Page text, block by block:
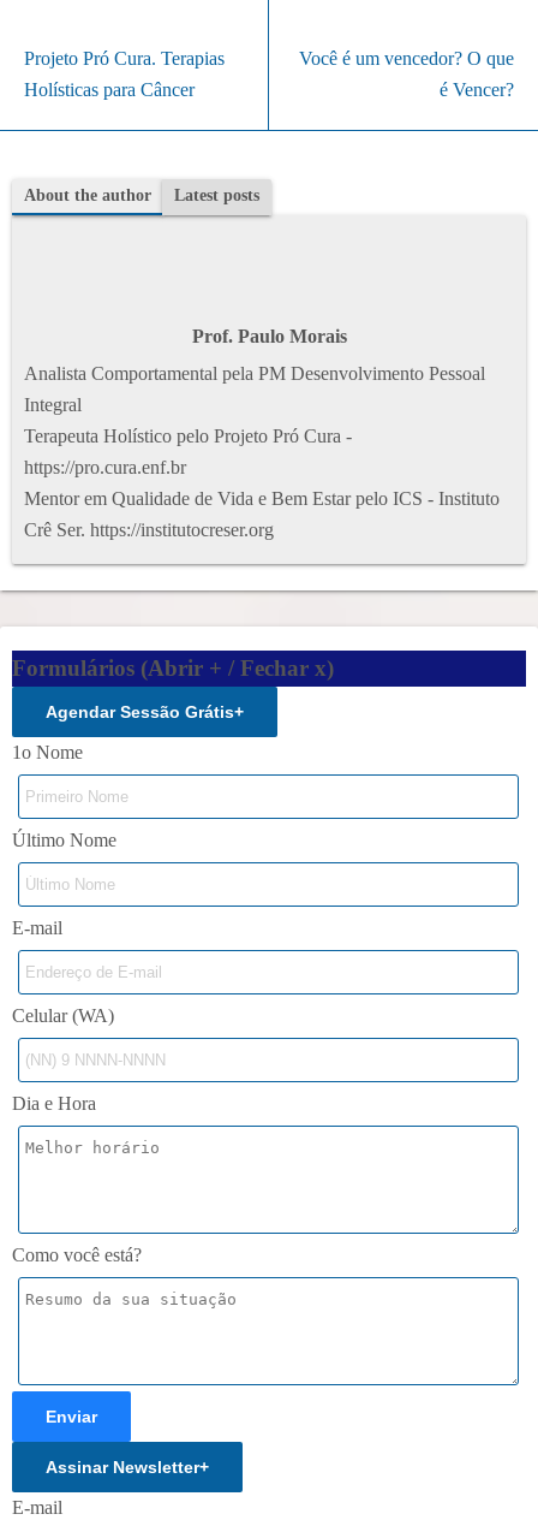
Projeto Pró Cura. Terapias
Holísticas para Câncer
Você é um vencedor? O que
é Vencer?
About the author Latest posts
Prof. Paulo Morais
Analista Comportamental pela PM Desenvolvimento Pessoal
Integral
Terapeuta Holístico pelo Projeto Pró Cura -
https://pro.cura.enf.br
Mentor em Qualidade de Vida e Bem Estar pelo ICS - Instituto
Crê Ser. https://institutocreser.org
Formulários (Abrir + / Fechar x)
Agendar Sessão Grátis+
1o Nome
Último Nome
E-mail
Celular (WA)
Dia e Hora
Como você está?
Enviar
Assinar Newsletter+
E-mail